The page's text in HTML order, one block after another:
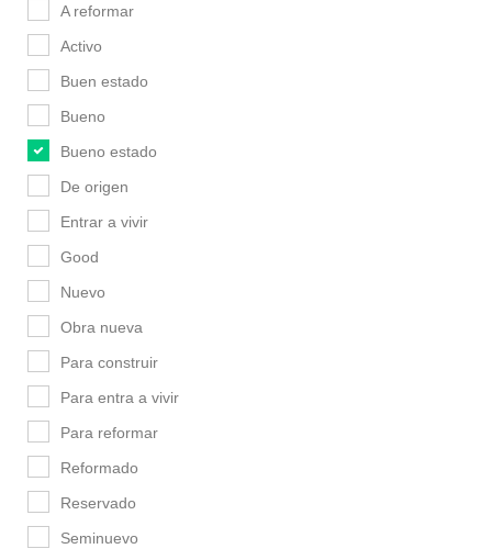
A reformar
Activo
Buen estado
Bueno
Bueno estado
De origen
Entrar a vivir
Good
Nuevo
Obra nueva
Para construir
Para entra a vivir
Para reformar
Reformado
Reservado
Seminuevo